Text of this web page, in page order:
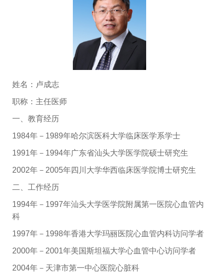
姓名：卢成志
职称：主任医师
一、教育经历
1984年－1989年哈尔滨医科大学临床医学系学士
1991年－1994年广东省汕头大学医学院硕士研究生
2002年－2005年四川大学华西临床医学院博士研究生
二、工作经历
1994年－1997年汕头大学医学院附属第一医院心血管内
科
1997年－1998年香港大学玛丽医院心血管内科访问学者
2000年－2001年美国斯坦福大学心血管中心访问学者
2004年－天津市第一中心医院心脏科